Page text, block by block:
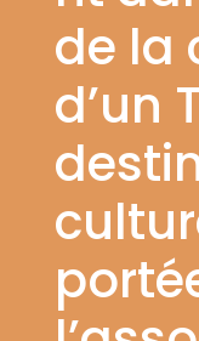
de la
d’un